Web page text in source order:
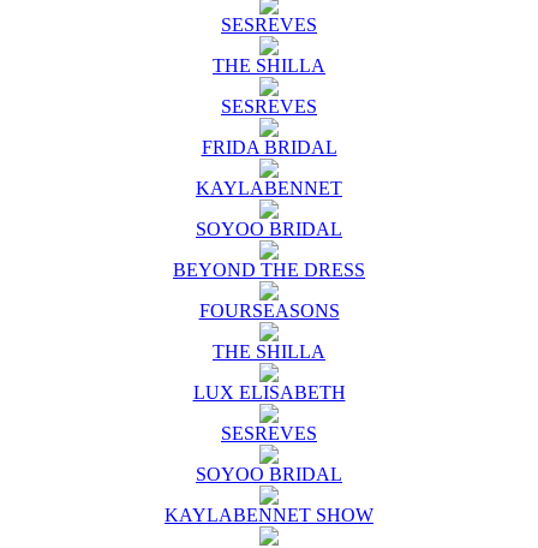
SESREVES
THE SHILLA
SESREVES
FRIDA BRIDAL
KAYLABENNET
SOYOO BRIDAL
BEYOND THE DRESS
FOURSEASONS
THE SHILLA
LUX ELISABETH
SESREVES
SOYOO BRIDAL
KAYLABENNET SHOW